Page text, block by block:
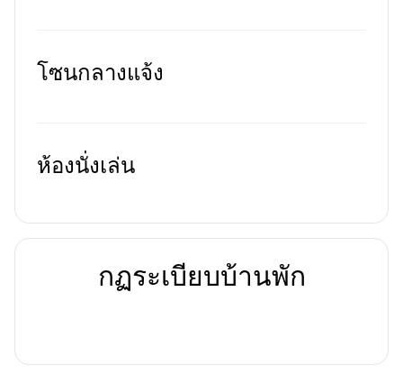
โซนกลางแจ้ง
ห้องนั่งเล่น
กฏระเบียบบ้านพัก